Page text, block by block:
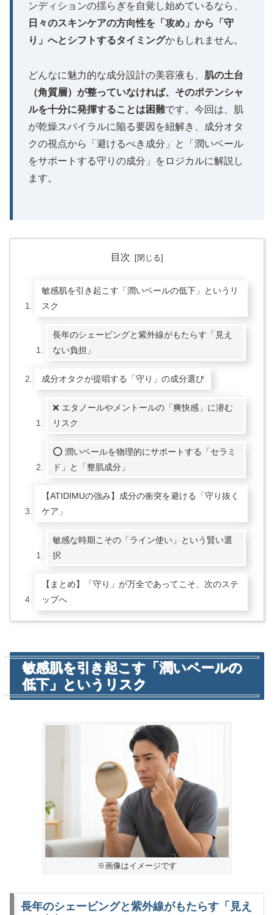
ンディションの揺らぎを自覚し始めているなら、
日々のスキンケアの方向性を「攻め」から「守
り」へとシフトするタイミングかもしれません。
どんなに魅力的な成分設計の美容液も、 肌の土台
（角質層）が整っていなければ、そのポテンシャ
ルを十分に発揮することは困難です。今回は、肌
が乾燥スパイラルに陥る要因を紐解き、成分オタ
クの視点から「避けるべき成分」と「潤いベール
をサポートする守りの成分」をロジカルに解説し
ます。
目次
敏感肌を引き起こす「潤いベールの低下」というリ
スク
長年のシェービングと紫外線がもたらす「見え
ない負担」
成分オタクが提唱する「守り」の成分選び
❌ エタノールやメントールの「爽快感」に潜む
リスク
⭕ 潤いベールを物理的にサポートする「セラミ
ド」と「整肌成分」
【ATIDIMUの強み】成分の衝突を避ける「守り抜く
ケア」
敏感な時期こその「ライン使い」という賢い選
択
【まとめ】「守り」が万全であってこそ、次のステ
ップへ
敏感肌を引き起こす「潤いベールの
低下」というリスク
※画像はイメージです
長年のシェービングと紫外線がもたらす「見え